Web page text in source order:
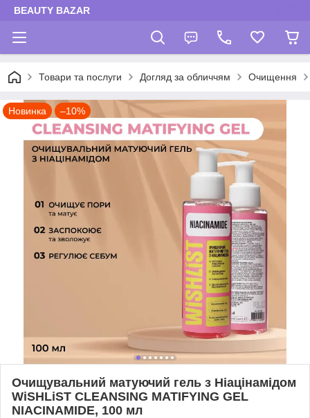
BEAUTY BAZAR
Товари та послуги Догляд за обличчям Очищення
Новинка –10%
Очищувальний матуючий гель з Ніацінамідом
WiSHLiST CLEANSING MATIFYING GEL
NIACINAMIDE, 100 мл